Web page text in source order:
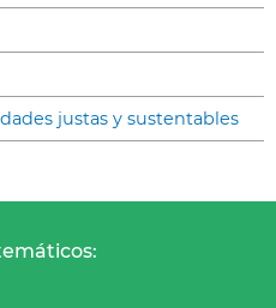
justas y sustentables